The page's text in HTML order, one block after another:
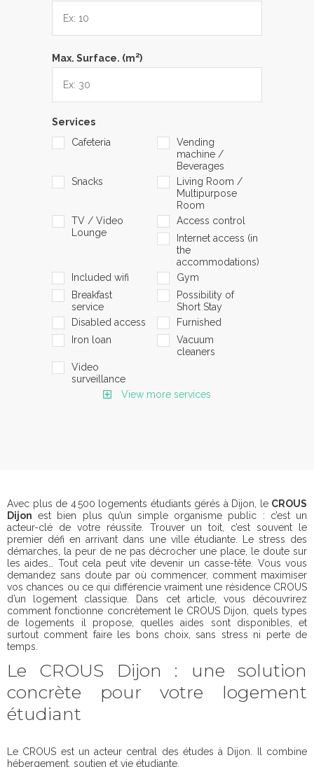
Max. Surface. (m2)
Services
Cafeteria
Vending
machine /
Beverages
Snacks
Living Room /
Multipurpose
Room
TV / Video
Lounge
Access control
Internet access (in
the
accommodations)
Included wifi
Gym
Breakfast
service
Possibility of
Short Stay
Disabled access
Furnished
Iron loan
Vacuum
cleaners
Video
surveillance
View more services
Avec plus de 4 500 logements étudiants gérés à Dijon, le CROUS
Dijon est bien plus qu’un simple organisme public : c’est un
acteur-clé de votre réussite. Trouver un toit, c’est souvent le
premier défi en arrivant dans une ville étudiante. Le stress des
démarches, la peur de ne pas décrocher une place, le doute sur
les aides… Tout cela peut vite devenir un casse-tête. Vous vous
demandez sans doute par où commencer, comment maximiser
vos chances ou ce qui différencie vraiment une résidence CROUS
d’un logement classique. Dans cet article, vous découvrirez
comment fonctionne concrètement le CROUS Dijon, quels types
de logements il propose, quelles aides sont disponibles, et
surtout comment faire les bons choix, sans stress ni perte de
temps.
Le CROUS Dijon : une solution
concrète pour votre logement
étudiant
Le CROUS est un acteur central des études à Dijon. Il combine
hébergement, soutien et vie étudiante.